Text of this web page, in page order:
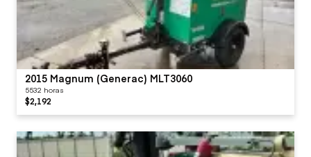
2015 Magnum (Generac) MLT3060
5532 horas
$2,192